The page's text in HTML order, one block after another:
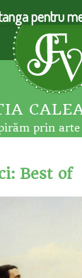
prin
Best of
pentru